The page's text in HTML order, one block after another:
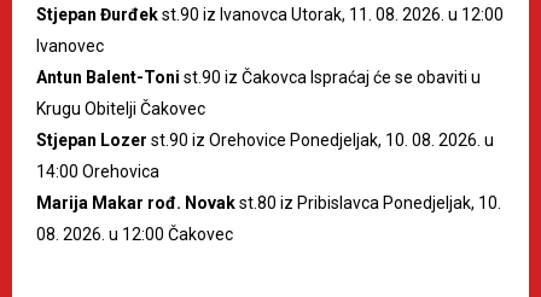
Stjepan Đurđekst.90 iz Ivanovca Utorak, 11. 08. 2026. u 12:00
Ivanovec
Antun Balent-Toni st.90 iz Čakovca Ispraćaj će se obaviti u
Krugu Obitelji Čakovec
Stjepan Lozer st.90 iz Orehovice Ponedjeljak, 10. 08. 2026. u
14:00 Orehovica
Marija Makar rođ. Novakst.80 iz Pribislavca Ponedjeljak, 10.
08. 2026. u 12:00 Čakovec